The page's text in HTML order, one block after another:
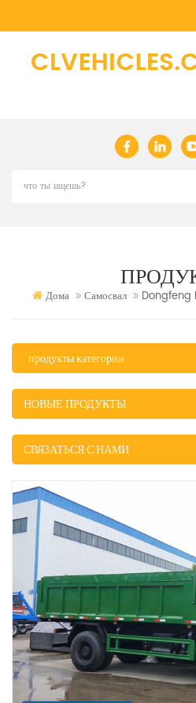
Дома Самосвал Dongfeng
продукты категории
НОВЫЕ ПРОДУКТЫ
СВЯЗАТЬСЯ С НАМИ